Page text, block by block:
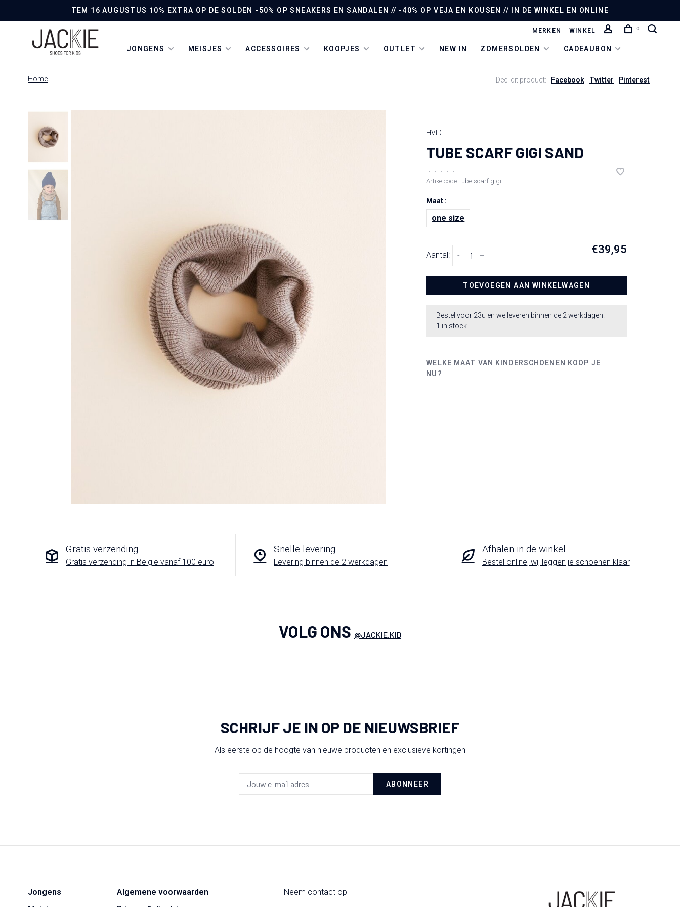
TEM 16 AUGUSTUS 10% EXTRA OP DE SOLDEN -50% OP SNEAKERS EN SANDALEN // -40% OP VEJA EN KOUSEN // IN DE WINKEL EN ONLINE
JONGENS MEISJES ACCESSOIRES KOOPJES OUTLET NEW IN ZOMERSOLDEN CADEAUBON
MERKEN WINKEL 0
Home Deel dit product: Facebook Twitter Pinterest
HVID
TUBE SCARF GIGI SAND
• • • •
•
Artikelcode Tube scarf gigi
Maat :
one size
Aantal: +
- €39,95
TOEVOEGEN AAN WINKELWAGEN
Bestel voor 23u en we leveren binnen de 2 werkdagen.
1 in stock
WELKE MAAT VAN KINDERSCHOENEN KOOP JE
NU?
Gratis verzending
Gratis verzending in België vanaf 100 euro
Snelle levering
Levering binnen de 2 werkdagen
Afhalen in de winkel
Bestel online, wij leggen je schoenen klaar
VOLG ONS @JACKIE.KID
SCHRIJF JE IN OP DE NIEUWSBRIEF
Als eerste op de hoogte van nieuwe producten en exclusieve kortingen
ABONNEER
Jongens
Algemene voorwaarden
Neem contact op